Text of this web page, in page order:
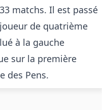
matchs. Il est passé
de quatrième
à la gauche
sur la première
des Pens.